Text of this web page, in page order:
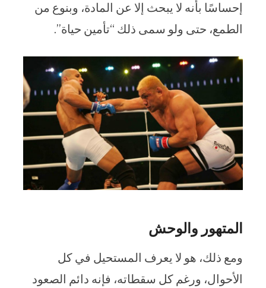
إحساسًا بأنه لا يبحث إلا عن المادة، وبنوع من
الطمع، حتى ولو سمى ذلك “تأمين حياة”.
المتهور والوحش
ومع ذلك، هو لا يعرف المستحيل في كل
الأحوال، ورغم كل سقطاته، فإنه دائم الصعود